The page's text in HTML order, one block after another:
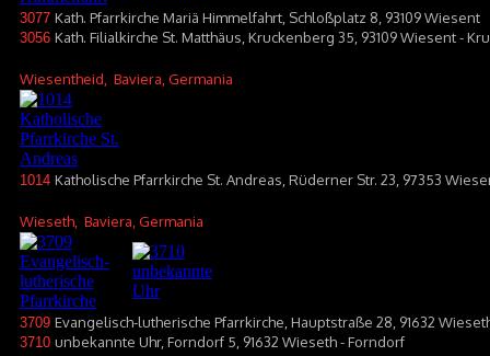
3077 Kath. Pfarrkirche Mariä Himmelfahrt, Schloßplatz 8, 93109 Wiesent
3056 Kath. Filialkirche St. Matthäus, Kruckenberg 35, 93109 Wiesent -
Wiesentheid , Baviera, Germania
1014 Katholische Pfarrkirche St. Andreas, Rüderner Str. 23, 97353
Wieseth , Baviera, Germania
3709 Evangelisch-lutherische Pfarrkirche, Hauptstraße 28, 91632
3710 unbekannte Uhr, Forndorf 5, 91632 Wieseth - Forndorf